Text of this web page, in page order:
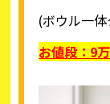
(ボウル一
お値段： 9